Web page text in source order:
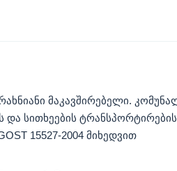
მაკავშირებელი.
და სითხეების
15527-2004 მიხედვით